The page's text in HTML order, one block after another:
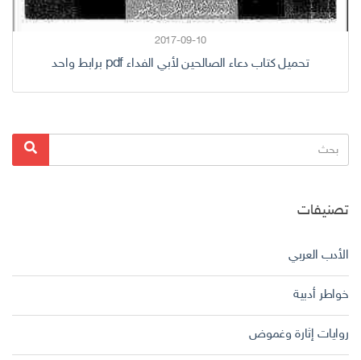
2017-09-10
تحميل كتاب دعاء الصالحين لأبي الفداء pdf برابط واحد
البحث
عن:
بحث
تصنيفات
الأدب العربي
خواطر أدبية
روايات إثارة وغموض